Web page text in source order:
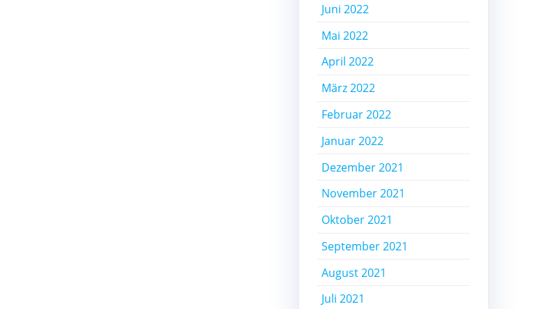
Juni 2022
Mai 2022
April 2022
März 2022
Februar 2022
Januar 2022
Dezember 2021
November 2021
Oktober 2021
September 2021
August 2021
Juli 2021